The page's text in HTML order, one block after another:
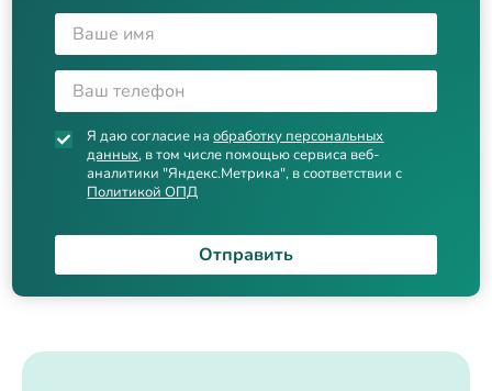
Я даю согласие наобработку персональных
данных, в том числе помощью сервиса веб-
аналитики "Яндекс.Метрика", в соответствии с
Политикой ОПД
Отправить